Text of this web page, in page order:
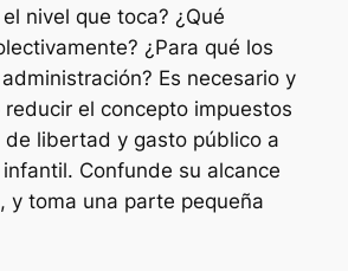
nivel que toca? ¿Qué
¿Para qué los
Es necesario y
reducir el concepto impuestos
de libertad y gasto público a
Confunde su alcance
y toma una parte pequeña